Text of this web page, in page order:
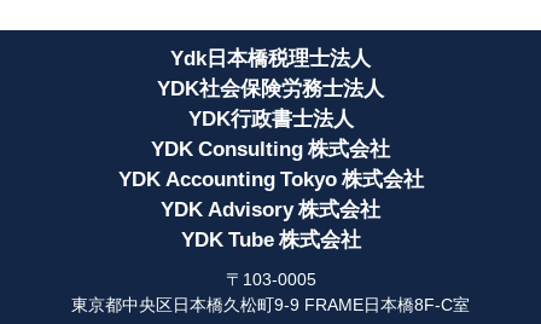
Ydk日本橋税理士法人
YDK社会保険労務士法人
YDK行政書士法人
YDK Consulting 株式会社
YDK Accounting Tokyo 株式会社
YDK Advisory 株式会社
YDK Tube 株式会社
〒103-0005
東京都中央区日本橋久松町9-9 FRAME日本橋8F-C室